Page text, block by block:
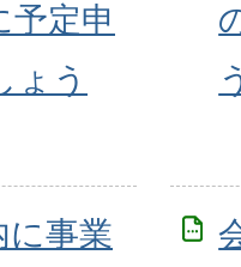
予定申
ょう
に事業